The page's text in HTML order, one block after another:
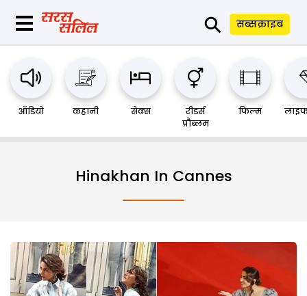
⚲ सब्सक्राइब
ऑडियो कहानी सेक्स
रीडर्स
प्रौब्लम
फिल्म
Hinakhan In Cannes